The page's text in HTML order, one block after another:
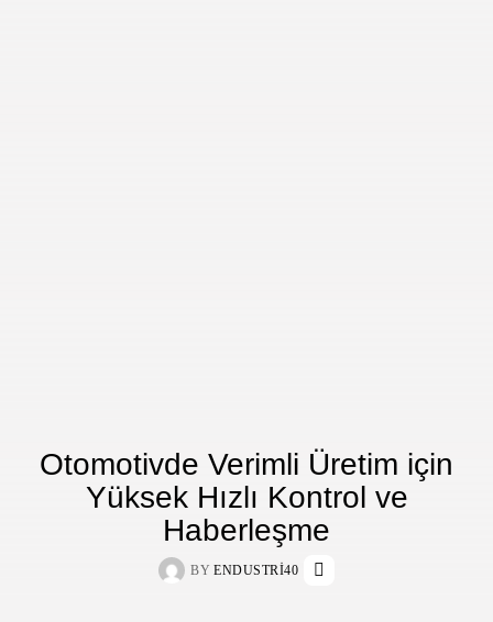
Otomotivde Verimli Üretim için
Yüksek Hızlı Kontrol ve
Haberleşme
BY ENDUSTRI40